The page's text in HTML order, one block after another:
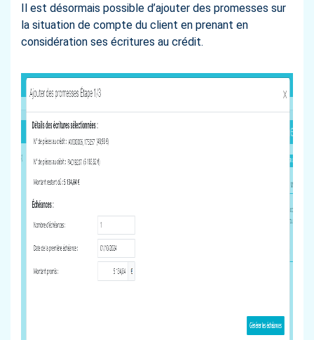
Il est désormais possible d’ajouter des promesses sur
la situation de compte du client en prenant en
considération ses écritures au crédit.